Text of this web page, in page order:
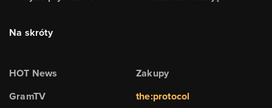
Na skróty
HOT News
GramTV
Zakupy
the:protocol